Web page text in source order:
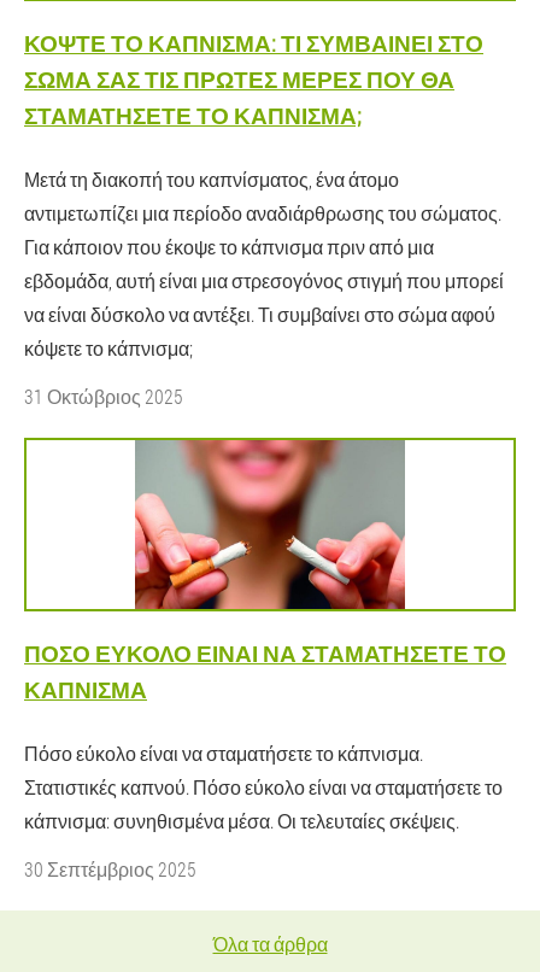
ΚΌΨΤΕ ΤΟ ΚΆΠΝΙΣΜΑ: ΤΙ ΣΥΜΒΑΊΝΕΙ ΣΤΟ
ΣΏΜΑ ΣΑΣ ΤΙΣ ΠΡΏΤΕΣ ΜΈΡΕΣ ΠΟΥ ΘΑ
ΣΤΑΜΑΤΉΣΕΤΕ ΤΟ ΚΆΠΝΙΣΜΑ;
Μετά τη διακοπή του καπνίσματος, ένα άτομο
αντιμετωπίζει μια περίοδο αναδιάρθρωσης του σώματος.
Για κάποιον που έκοψε το κάπνισμα πριν από μια
εβδομάδα, αυτή είναι μια στρεσογόνος στιγμή που μπορεί
να είναι δύσκολο να αντέξει. Τι συμβαίνει στο σώμα αφού
κόψετε το κάπνισμα;
31 Οκτώβριος 2025
ΠΌΣΟ ΕΎΚΟΛΟ ΕΊΝΑΙ ΝΑ ΣΤΑΜΑΤΉΣΕΤΕ ΤΟ
ΚΆΠΝΙΣΜΑ
Πόσο εύκολο είναι να σταματήσετε το κάπνισμα.
Στατιστικές καπνού. Πόσο εύκολο είναι να σταματήσετε το
κάπνισμα: συνηθισμένα μέσα. Οι τελευταίες σκέψεις.
30 Σεπτέμβριος 2025
Όλα τα άρθρα